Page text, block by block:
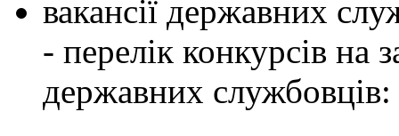
вакансії державних
- перелік конкурсів на
державних службовців: